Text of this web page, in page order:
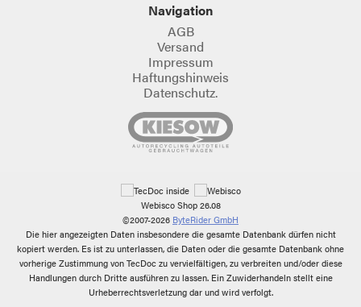
Navigation
AGB
Versand
Impressum
Haftungshinweis
Datenschutz.
Webisco Shop 26.08
©2007-2026 ByteRider GmbH
Die hier angezeigten Daten insbesondere die gesamte Datenbank dürfen nicht
kopiert werden. Es ist zu unterlassen, die Daten oder die gesamte Datenbank ohne
vorherige Zustimmung von TecDoc zu vervielfältigen, zu verbreiten und/oder diese
Handlungen durch Dritte ausführen zu lassen. Ein Zuwiderhandeln stellt eine
Urheberrechtsverletzung dar und wird verfolgt.